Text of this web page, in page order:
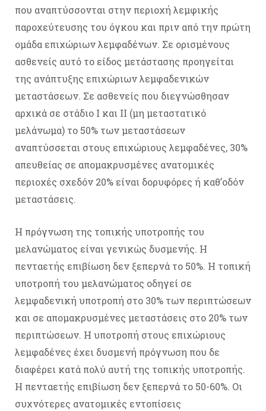
που αναπτύσσονται στην περιοχή λεμφικής
παροχεύτευσης του όγκου και πριν από την πρώτη
ομάδα επιχώριων λεμφαδένων. Σε ορισμένους
ασθενείς αυτό το είδος μετάστασης προηγείται
της ανάπτυξης επιχώριων λεμφαδενικών
μεταστάσεων. Σε ασθενείς που διεγνώσθησαν
αρχικά σε στάδιο Ι και ΙΙ (μη μεταστατικό
μελάνωμα) το 50% των μεταστάσεων
αναπτύσσεται στους επιχώριους λεμφαδένες, 30%
απευθείας σε απομακρυσμένες ανατομικές
περιοχές σχεδόν 20% είναι δορυφόρες ή καθ’οδόν
μεταστάσεις.
Η πρόγνωση της τοπικής υποτροπής του
μελανώματος είναι γενικώς δυσμενής. Η
πενταετής επιβίωση δεν ξεπερνά το 50%. Η τοπική
υποτροπή του μελανώματος οδηγεί σε
λεμφαδενική υποτροπή στο 30% των περιπτώσεων
και σε απομακρυσμένες μεταστάσεις στο 20% των
περιπτώσεων. Η υποτροπή στους επιχώριους
λεμφαδένες έχει δυσμενή πρόγνωση που δε
διαφέρει κατά πολύ αυτή της τοπικής υποτροπής.
Η πενταετής επιβίωση δεν ξεπερνά το 50-60%. Οι
συχνότερες ανατομικές εντοπίσεις